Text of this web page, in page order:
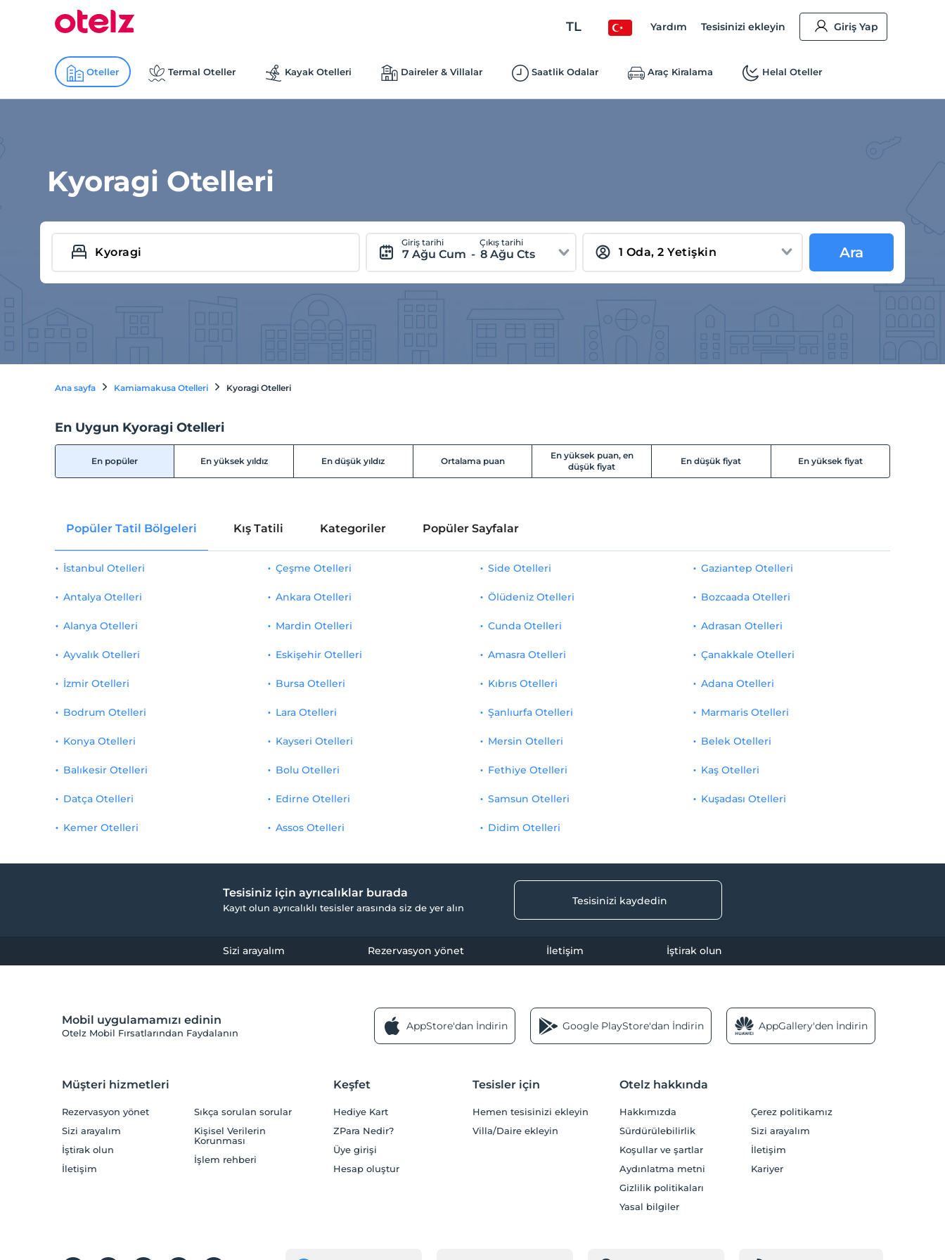
TL Yardım Tesisinizi ekleyin Giriş Yap
Oteller Termal Oteller Kayak Otelleri Daireler & Villalar Saatlik Odalar Araç Kiralama Helal Oteller
Kyoragi Otelleri
Giriş tarihi
7 Ağu Cum -
Çıkış tarihi
8 Ağu Cts Ara
Ana sayfa Kamiamakusa Otelleri Kyoragi Otelleri
En Uygun Kyoragi Otelleri
En popüler En yüksek yıldız En düşük yıldız Ortalama puan
En yüksek puan, en
düşük fiyat
En düşük fiyat En yüksek fiyat
Popüler Tatil Bölgeleri Kış Tatili Kategoriler Popüler Sayfalar
İstanbul Otelleri
Antalya Otelleri
Alanya Otelleri
Ayvalık Otelleri
İzmir Otelleri
Çeşme Otelleri
Ankara Otelleri
Mardin Otelleri
Eskişehir Otelleri
Bursa Otelleri
Side Otelleri
Ölüdeniz Otelleri
Cunda Otelleri
Amasra Otelleri
Kıbrıs Otelleri
Gaziantep Otelleri
Bozcaada Otelleri
Adrasan Otelleri
Çanakkale Otelleri
Adana Otelleri
Bodrum Otelleri
Konya Otelleri
Balıkesir Otelleri
Datça Otelleri
Kemer Otelleri
Lara Otelleri
Kayseri Otelleri
Bolu Otelleri
Edirne Otelleri
Assos Otelleri
Şanlıurfa Otelleri
Mersin Otelleri
Fethiye Otelleri
Samsun Otelleri
Didim Otelleri
Marmaris Otelleri
Belek Otelleri
Kaş Otelleri
Kuşadası Otelleri
Tesisiniz için ayrıcalıklar burada
Kayıt olun ayrıcalıklı tesisler arasında siz de yer alın
Tesisinizi kaydedin
Sizi arayalım Rezervasyon yönet İletişim İştirak olun
Mobil uygulamamızı edinin
Otelz Mobil Fırsatlarından Faydalanın
AppStore'dan İndirin Google PlayStore'dan İndirin AppGallery'den İndirin
Müşteri hizmetleri
Rezervasyon yönet
Sizi arayalım
İştirak olun
İletişim
Sıkça sorulan sorular
Kişisel Verilerin
Korunması
İşlem rehberi
Keşfet
Hediye Kart
ZPara Nedir?
Üye girişi
Hesap oluştur
Tesisler için
Hemen tesisinizi ekleyin
Villa/Daire ekleyin
Otelz hakkında
Hakkımızda
Sürdürülebilirlik
Koşullar ve şartlar
Aydınlatma metni
Gizlilik politikaları
Yasal bilgiler
Çerez politikamız
Sizi arayalım
İletişim
Kariyer